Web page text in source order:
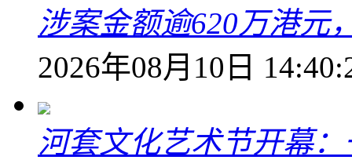
涉案金额逾620万港元
2026年08月10日
河套文化艺术节开幕